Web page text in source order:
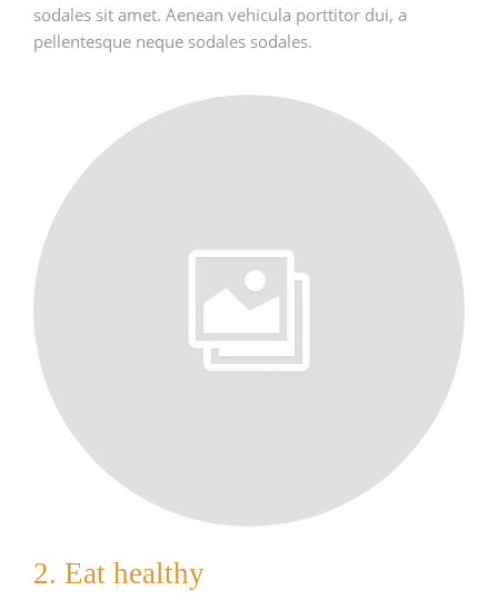
sodales sit amet. Aenean vehicula porttitor dui, a
pellentesque neque sodales sodales.
2. Eat healthy